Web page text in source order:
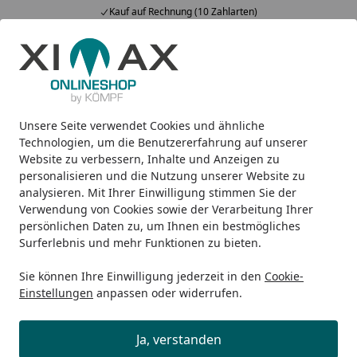
Unsere Seite verwendet Cookies und ähnliche
Technologien, um die Benutzererfahrung auf unserer
Website zu verbessern, Inhalte und Anzeigen zu
personalisieren und die Nutzung unserer Website zu
analysieren. Mit Ihrer Einwilligung stimmen Sie der
Verwendung von Cookies sowie der Verarbeitung Ihrer
persönlichen Daten zu, um Ihnen ein bestmögliches
Surferlebnis und mehr Funktionen zu bieten.
Sie können Ihre Einwilligung jederzeit in den Cookie-
Einstellungen anpassen oder widerrufen.
Ja, verstanden
Kauf auf Rechnung (10 Zahlarten)
Alle Produkte
Mein Konto
Suchen
Startseite
Design-Carports Wing Ximax Carport Wing Plus 530 x
Ximax Carport Wing Plus 530 x 293
cm anthrazit